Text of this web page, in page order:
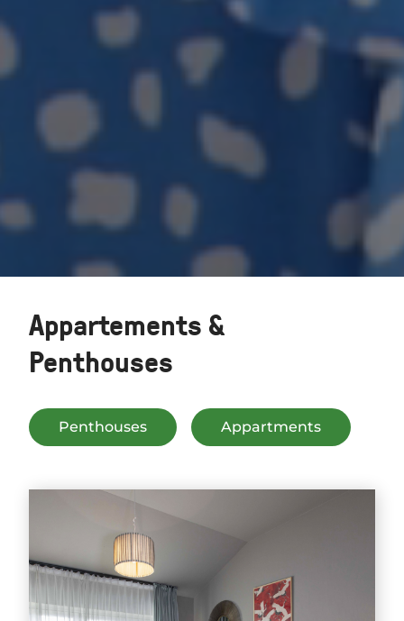
Appartements &
Penthouses
Penthouses Appartments